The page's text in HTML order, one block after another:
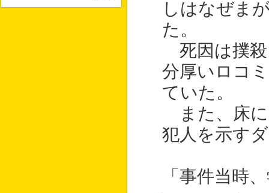
しはなぜま
た。
死因は撲殺
分厚いロコ
ていた。
また、床に
犯人を示す
「事件当時